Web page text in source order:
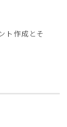
ト作成とそ